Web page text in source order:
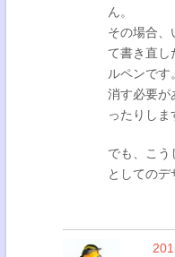
ん。
その場合、
て書き直し
ルペンです。
消す必要が
ったりしま
でも、こう
としてのデ